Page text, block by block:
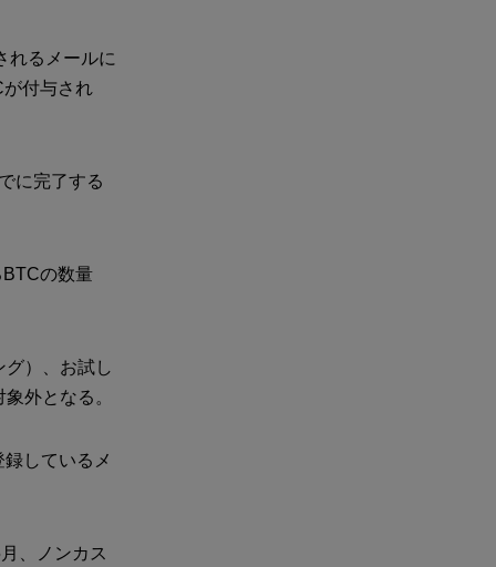
れるメールに
付与され
に完了する
の数量
）、お試し
外となる。
しているメ
、ノンカス